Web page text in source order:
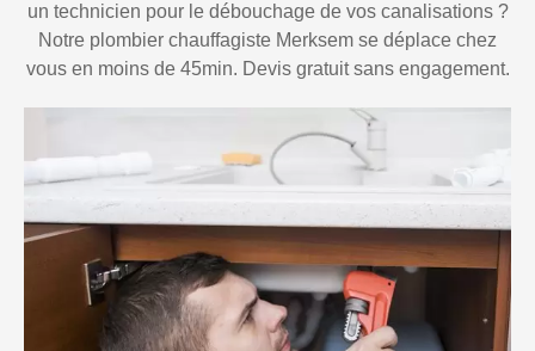
un technicien pour le débouchage de vos canalisations ?
Notre plombier chauffagiste Merksem se déplace chez
vous en moins de 45min. Devis gratuit sans engagement.